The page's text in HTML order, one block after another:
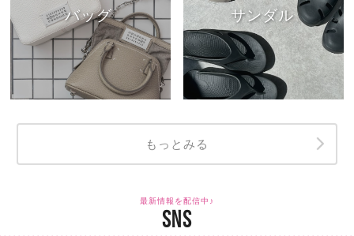
バッグ サンダル
もっとみる
最新情報を配信中♪
SNS